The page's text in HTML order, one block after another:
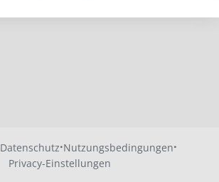
Datenschutz·Nutzungsbedingungen·
Privacy-Einstellungen